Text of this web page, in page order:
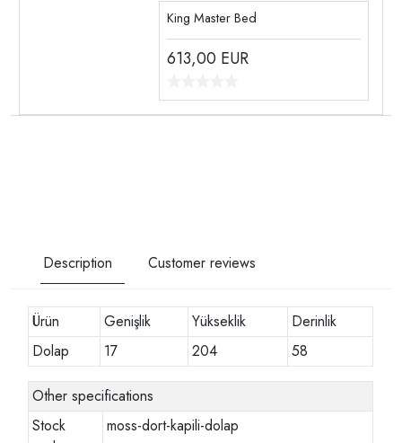
King Master Bed
613,00 EUR
Description Customer reviews
Ürün Genişlik Yükseklik
Derinlik
Dolap
17 204 58
Other specifications
Stock
moss-dort-kapili-dolap